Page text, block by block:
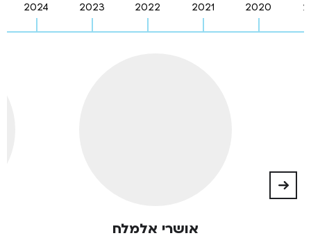
2020
2021
2022
2023
2024
אושרי אלמלח